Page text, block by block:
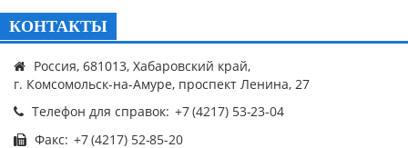
КОНТАКТЫ
Россия, 681013, Хабаровский край,
г. Комсомольск-на-Амуре, проспект Ленина, 27
Телефон для справок:
Факс: